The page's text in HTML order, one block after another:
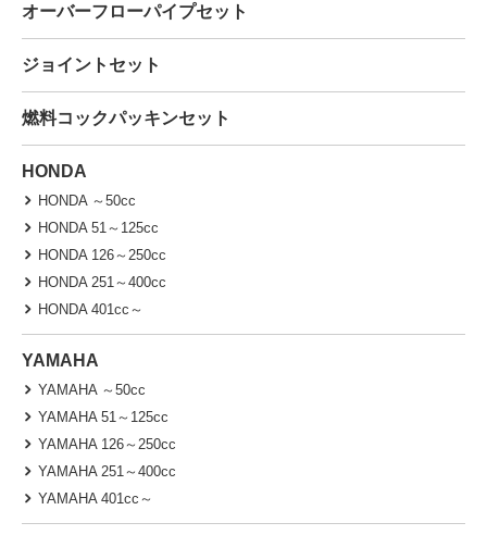
オーバーフローパイプセット
ジョイントセット
燃料コックパッキンセット
HONDA
HONDA ～50cc
HONDA 51～125cc
HONDA 126～250cc
HONDA 251～400cc
HONDA 401cc～
YAMAHA
YAMAHA ～50cc
YAMAHA 51～125cc
YAMAHA 126～250cc
YAMAHA 251～400cc
YAMAHA 401cc～